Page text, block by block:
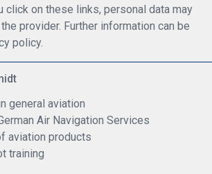
click on these links, personal data may
provider. Further information can be
policy.
general aviation
Air Navigation Services
aviation products
training